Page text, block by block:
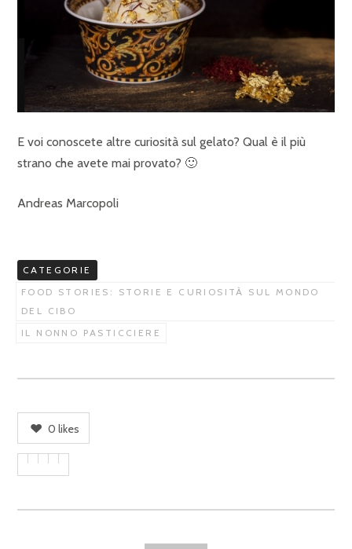
E voi conoscete altre curiosità sul gelato? Qual è il più
strano che avete mai provato? 🙂
Andreas Marcopoli
CATEGORIE
FOOD STORIES: STORIE E CURIOSITÀ SUL MONDO
DEL CIBO
IL NONNO PASTICCIERE
0 likes